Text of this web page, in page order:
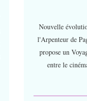
Nouvelle
l'Arpenteur de
propose un
entre le